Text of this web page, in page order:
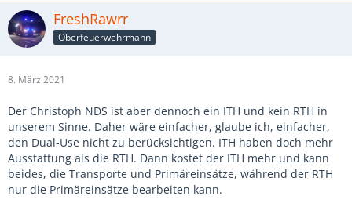
FreshRawrr
Oberfeuerwehrmann
8. März 2021
Der Christoph NDS ist aber dennoch ein ITH und kein RTH in
unserem Sinne. Daher wäre einfacher, glaube ich, einfacher,
den Dual-Use nicht zu berücksichtigen. ITH haben doch mehr
Ausstattung als die RTH. Dann kostet der ITH mehr und kann
beides, die Transporte und Primäreinsätze, während der RTH
nur die Primäreinsätze bearbeiten kann.